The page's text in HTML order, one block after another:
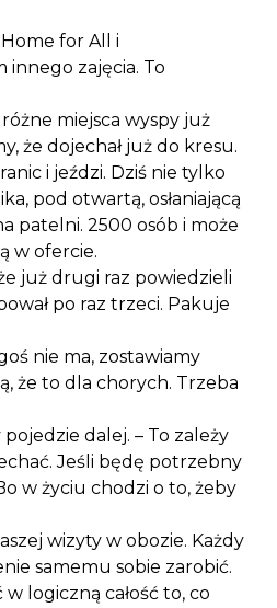
for All i
innego zajęcia. To
miejsca wyspy już
że dojechał już do kresu.
i jeździ. Dziś nie tylko
pod otwartą, osłaniającą
patelni. 2500 osób i może
w ofercie.
już drugi raz powiedzieli
po raz trzeci. Pakuje
nie ma, zostawiamy
że to dla chorych. Trzeba
dalej. – To zależy
Jeśli będę potrzebny
w życiu chodzi o to, żeby
wizyty w obozie. Każdy
samemu sobie zarobić.
logiczną całość to, co